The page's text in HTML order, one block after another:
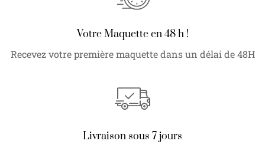
Votre Maquette en 48 h !
Recevez votre première maquette dans un délai de 48H
Livraison sous 7 jours